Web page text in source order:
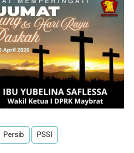
Persib PSSI